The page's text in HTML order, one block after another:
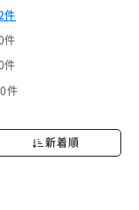
件
件
件
0件
新着順